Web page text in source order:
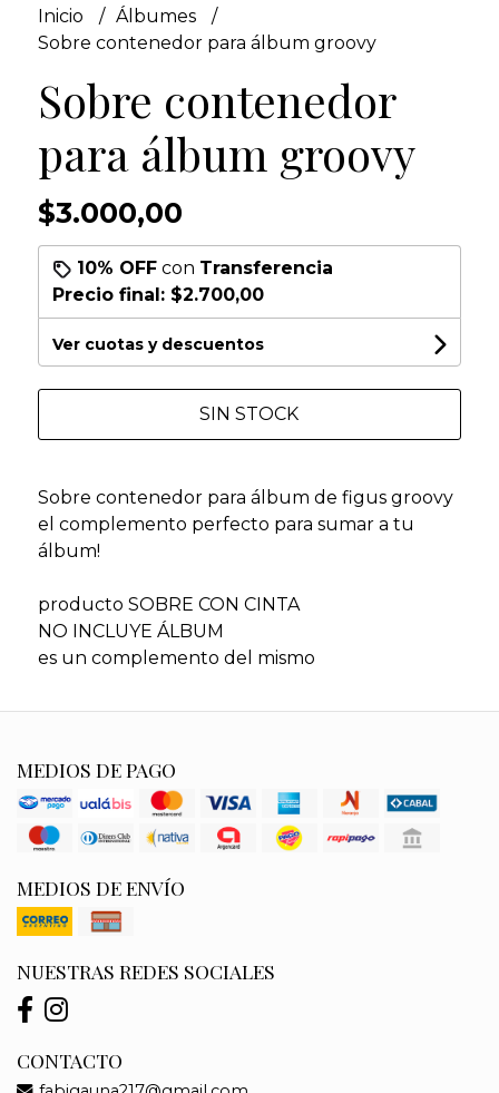
Inicio
Álbumes
Sobre contenedor para álbum groovy
Sobre contenedor
para álbum groovy
$3.000,00
10% OFFcon Transferencia
Precio final: $2.700,00
Ver cuotas y descuentos
SIN STOCK
Sobre contenedor para álbum de figus groovy
el complemento perfecto para sumar a tu
álbum!
producto SOBRE CON CINTA
NO INCLUYE ÁLBUM
es un complemento del mismo
MEDIOS DE PAGO
MEDIOS DE ENVÍO
NUESTRAS REDES SOCIALES
CONTACTO